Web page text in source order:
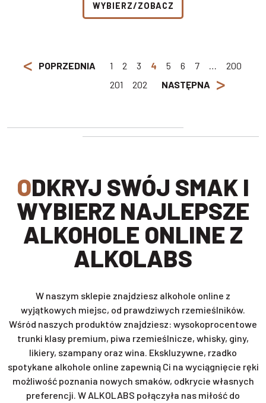
WYBIERZ/ZOBACZ
< POPRZEDNIA 1 2 3 4 5 6 7 …
200
201
202 NASTĘPNA >
ODKRYJ SWÓJ SMAK I
WYBIERZ NAJLEPSZE
ALKOHOLE ONLINE Z
ALKOLABS
W naszym sklepie znajdziesz alkohole online z
wyjątkowych miejsc, od prawdziwych rzemieślników.
Wśród naszych produktów znajdziesz: wysokoprocentowe
trunki klasy premium, piwa rzemieślnicze, whisky, giny,
likiery, szampany oraz wina. Ekskluzywne, rzadko
spotykane alkohole online zapewnią Ci na wyciągnięcie ręki
możliwość poznania nowych smaków, odkrycie własnych
preferencji. W ALKOLABS połączyła nas miłość do